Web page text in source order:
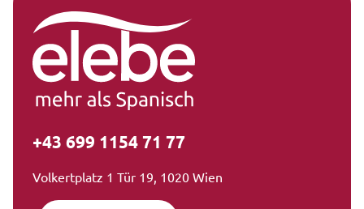
+43 699 1154 71 77
Volkertplatz 1 Tür 19, 1020 Wien